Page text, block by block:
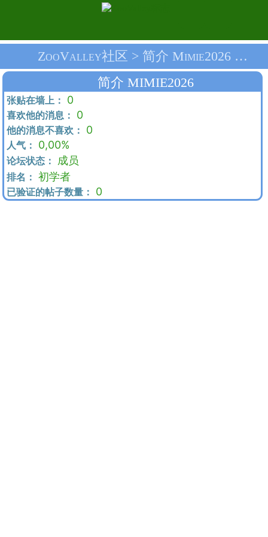
ZooValley社区 > 简介 Mimie2026 > 首页
简介 MIMIE2026
张贴在墙上： 0
喜欢他的消息： 0
他的消息不喜欢： 0
人气： 0,00%
论坛状态： 成员
排名： 初学者
已验证的帖子数量： 0